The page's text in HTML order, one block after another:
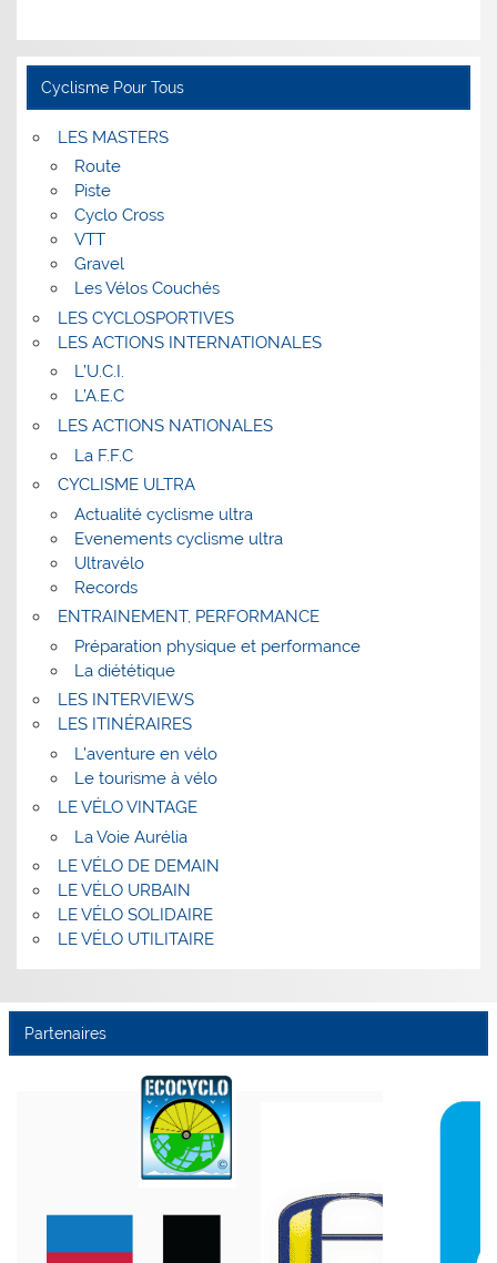
Cyclisme Pour Tous
LES MASTERS
Route
Piste
Cyclo Cross
VTT
Gravel
Les Vélos Couchés
LES CYCLOSPORTIVES
LES ACTIONS INTERNATIONALES
L’U.C.I.
L’A.E.C
LES ACTIONS NATIONALES
La F.F.C
CYCLISME ULTRA
Actualité cyclisme ultra
Evenements cyclisme ultra
Ultravélo
Records
ENTRAINEMENT, PERFORMANCE
Préparation physique et performance
La diététique
LES INTERVIEWS
LES ITINÉRAIRES
L’aventure en vélo
Le tourisme à vélo
LE VÉLO VINTAGE
La Voie Aurélia
LE VÉLO DE DEMAIN
LE VÉLO URBAIN
LE VÉLO SOLIDAIRE
LE VÉLO UTILITAIRE
Partenaires